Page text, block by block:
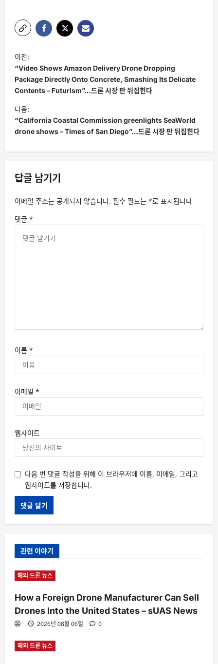
글
탐
색
이전:
“Video Shows Amazon Delivery Drone Dropping
Package Directly Onto Concrete, Smashing Its Delicate
Contents – Futurism”…드론 시장 판 뒤집힌다
다음:
“California Coastal Commission greenlights SeaWorld
drone shows – Times of San Diego”…드론 시장 판 뒤집힌다
답글 남기기
이메일 주소는 공개되지 않습니다. 필수 필드는 *로 표시됩니다
댓글 *
이름 *
이메일 *
웹사이트
다음 번 댓글 작성을 위해 이 브라우저에 이름, 이메일, 그리고
웹사이트를 저장합니다.
관련 이야기
해외 드론 뉴스
How a Foreign Drone Manufacturer Can Sell
Drones Into the United States – sUAS News
2026년 08월 06일 0
해외 드론 뉴스